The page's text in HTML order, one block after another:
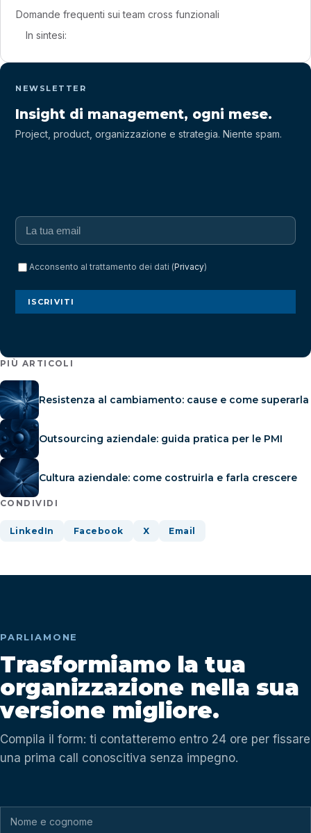
Domande frequenti sui team cross funzionali
In sintesi:
NEWSLETTER
Insight di management, ogni mese.
Project, product, organizzazione e strategia. Niente spam.
Acconsento al trattamento dei dati (Privacy)
ISCRIVITI
PIÙ ARTICOLI
Resistenza al cambiamento: cause e come superarla
Outsourcing aziendale: guida pratica per le PMI
Cultura aziendale: come costruirla e farla crescere
CONDIVIDI
LinkedIn Facebook X Email
PARLIAMONE
Trasformiamo la tua
organizzazione nella sua
versione migliore.
Compila il form: ti contatteremo entro 24 ore per fissare
una prima call conoscitiva senza impegno.